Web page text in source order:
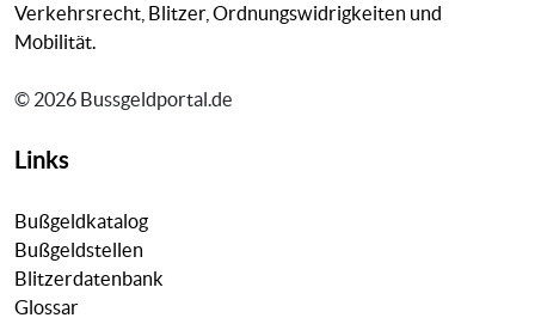
Verkehrsrecht, Blitzer, Ordnungswidrigkeiten und
Mobilität.
© 2026 Bussgeldportal.de
Links
Bußgeldkatalog
Bußgeldstellen
Blitzerdatenbank
Glossar